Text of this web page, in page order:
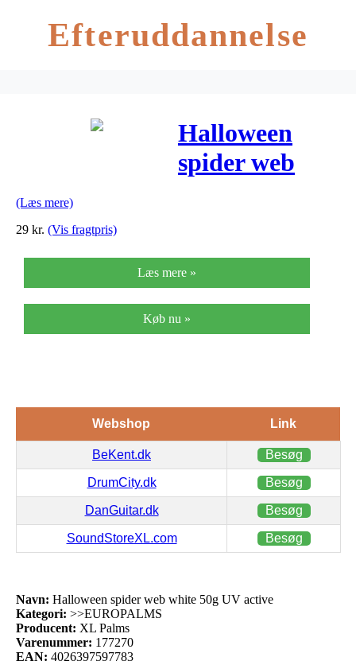
Efteruddannelse
Halloween
spider web
(Læs mere)
29 kr. (Vis fragtpris)
Læs mere »
Køb nu »
Webshop Link
BeKent.dk Besøg
DrumCity.dk Besøg
DanGuitar.dk Besøg
SoundStoreXL.com Besøg
Navn: Halloween spider web white 50g UV active
Kategori: >>EUROPALMS
Producent: XL Palms
Varenummer: 177270
EAN: 4026397597783